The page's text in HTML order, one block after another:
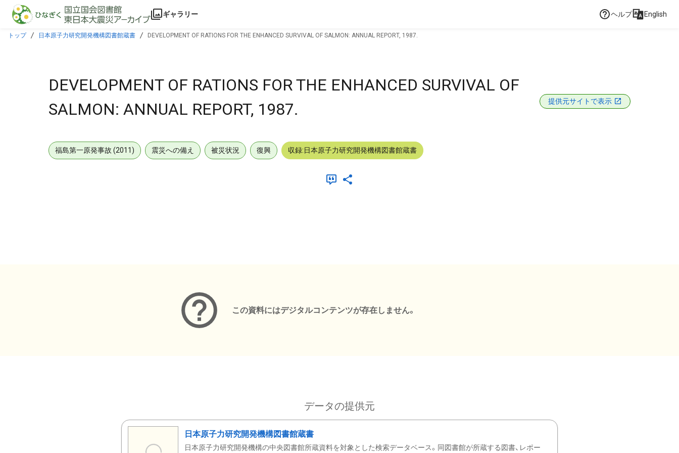
本文に飛ぶ
ギャラリー ヘルプ English
トップ 日本原子力研究開発機構図書館蔵書 DEVELOPMENT OF RATIONS FOR THE ENHANCED SURVIVAL OF SALMON: ANNUAL REPORT, 1987.
DEVELOPMENT OF RATIONS FOR THE ENHANCED SURVIVAL OF
SALMON: ANNUAL REPORT, 1987.
提供元サイトで表示
福島第一原発事故 (2011) 震災への備え 被災状況 復興 収録:日本原子力研究開発機構図書館蔵書
この資料にはデジタルコンテンツが存在しません。
データの提供元
日本原子力研究開発機構図書館蔵書
日本原子力研究開発機構の中央図書館所蔵資料を対象とした検索データベース。同図書館が所蔵する図書、レポー